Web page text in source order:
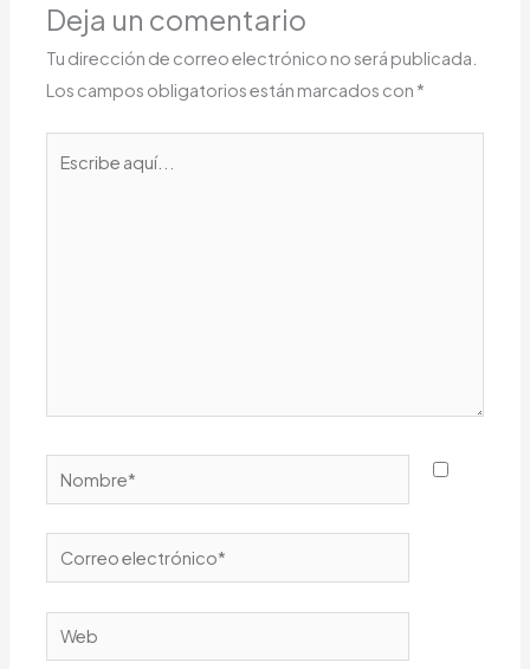
Deja un comentario
Tu dirección de correo electrónico no será publicada.
Los campos obligatorios están marcados con *
Nombre*
Correo
electrónico*
Web